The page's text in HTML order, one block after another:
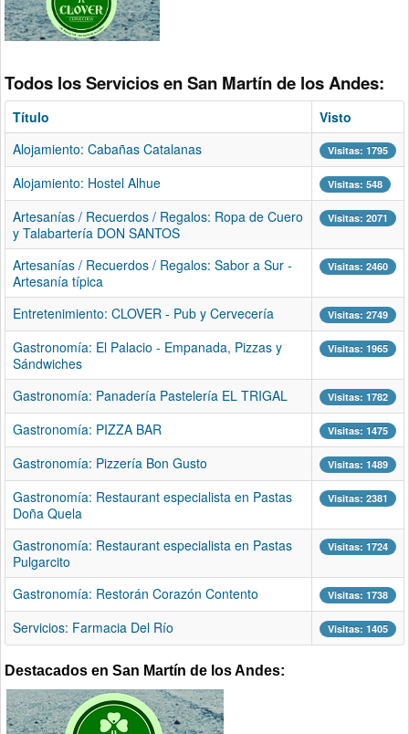
Todos los Servicios en San Martín de los Andes:
Título
Visto
Alojamiento: Cabañas Catalanas
Visitas: 1795
Alojamiento: Hostel Alhue Visitas: 548
Artesanías / Recuerdos / Regalos: Ropa de Cuero
y Talabartería DON SANTOS
Visitas: 2071
Artesanías / Recuerdos / Regalos: Sabor a Sur -
Artesanía típica
Visitas: 2460
Entretenimiento: CLOVER - Pub y Cervecería Visitas: 2749
Gastronomía: El Palacio - Empanada, Pizzas y
Sándwiches
Visitas: 1965
Gastronomía: Panadería Pastelería EL TRIGAL Visitas: 1782
Gastronomía: PIZZA BAR Visitas: 1475
Gastronomía: Pizzería Bon Gusto Visitas: 1489
Gastronomía: Restaurant especialista en Pastas
Doña Quela
Visitas: 2381
Gastronomía: Restaurant especialista en Pastas
Pulgarcito
Visitas: 1724
Gastronomía: Restorán Corazón Contento Visitas: 1738
Servicios: Farmacia Del Río Visitas: 1405
Destacados en San Martín de los Andes: